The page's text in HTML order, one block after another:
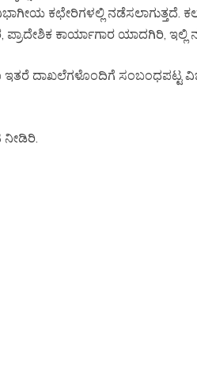
ಕಛೇರಿಗಳಲ್ಲಿ ನಡೆಸಲಾಗುತ್ತದೆ.
ಕಾರ್ಯಾಗಾರ ಯಾದಗಿರಿ, ಇಲ್ಲಿ
ದಾಖಲೆಗಳೊಂದಿಗೆ ಸಂಬಂಧಪಟ್ಟ